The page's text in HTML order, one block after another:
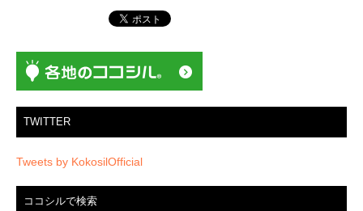
ン
TWITTER
Tweets by KokosilOfficial
ココシルで検索